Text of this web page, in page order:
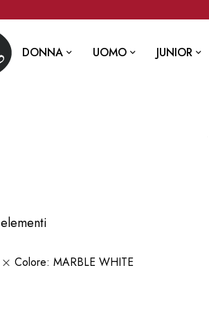
DONNA UOMO JUNIOR
Colore MARBLE WHITE
elementi